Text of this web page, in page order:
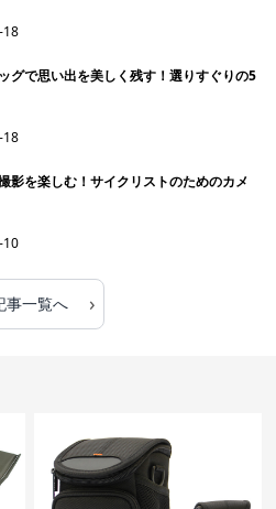
18
グで思い出を美しく残す！選りすぐりの5
18
影を楽しむ！サイクリストのためのカメ
10
事一覧へ ›